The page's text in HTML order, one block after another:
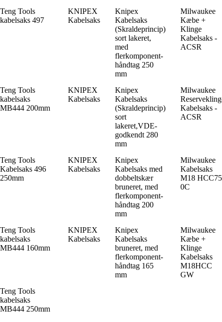
Teng Tools
kabelsaks 497
KNIPEX
Kabelsaks
Knipex
Kabelsaks
(Skraldeprincip)
sort lakeret,
med
flerkomponent-
håndtag 250
mm
Milwaukee
Kæbe +
Klinge
Kabelsaks -
ACSR
Teng Tools
kabelsaks
MB444 200mm
KNIPEX
Kabelsaks
Knipex
Kabelsaks
(Skraldeprincip)
sort
lakeret,VDE-
godkendt 280
mm
Milwaukee
Kabelsaks -
ACSR
Teng Tools
Kabelsaks 496
250mm
KNIPEX
Kabelsaks
Knipex
Kabelsaks med
dobbeltskær
bruneret, med
flerkomponent-
håndtag 200
mm
Milwaukee
Kabelsaks
M18
0C
Teng Tools
kabelsaks
MB444 160mm
KNIPEX
Kabelsaks
Knipex
Kabelsaks
bruneret, med
flerkomponent-
håndtag 165
mm
Milwaukee
Kæbe +
Klinge
Kabelsaks
M18HCC
GW
Teng Tools
kabelsaks
MB444 250mm